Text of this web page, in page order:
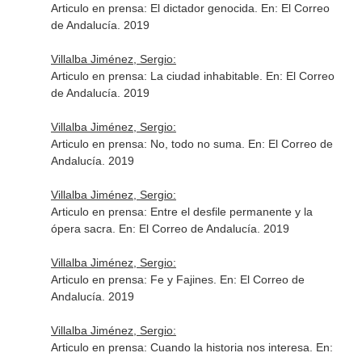
Articulo en prensa: El dictador genocida. En: El Correo
de Andalucía . 2019
Villalba Jiménez, Sergio:
Articulo en prensa: La ciudad inhabitable. En: El Correo
de Andalucía . 2019
Villalba Jiménez, Sergio:
Articulo en prensa: No, todo no suma. En: El Correo de
Andalucía . 2019
Villalba Jiménez, Sergio:
Articulo en prensa: Entre el desfile permanente y la
ópera sacra. En: El Correo de Andalucía . 2019
Villalba Jiménez, Sergio:
Articulo en prensa: Fe y Fajines. En: El Correo de
Andalucía . 2019
Villalba Jiménez, Sergio:
Articulo en prensa: Cuando la historia nos interesa. En: